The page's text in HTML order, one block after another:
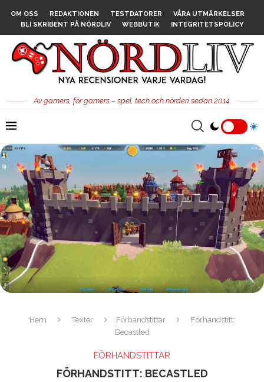
OM OSS REDAKTIONEN TESTDATORER
VÅRA UTMÄRKELSER
BLI SKRIBENT PÅ NÖRDLIV
WEBBUTIK INTEGRITETSPOLICY
Av gamers, för gamers – spel, tech och nörderi sedan 2014.
Hem Texter Förhandstittar
Förhandstitt:
Becastled
FÖRHANDSTITTAR
FÖRHANDSTITT: BECASTLED